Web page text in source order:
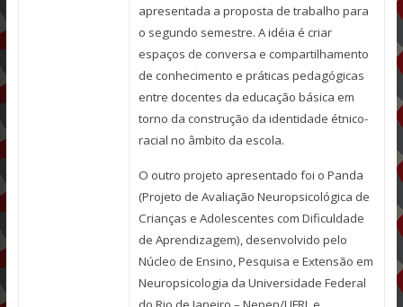
apresentada a proposta de trabalho para
o segundo semestre. A idéia é criar
espaços de conversa e compartilhamento
de conhecimento e práticas pedagógicas
entre docentes da educação básica em
torno da construção da identidade étnico-
racial no âmbito da escola.
O outro projeto apresentado foi o Panda
(Projeto de Avaliação Neuropsicológica de
Crianças e Adolescentes com Dificuldade
de Aprendizagem), desenvolvido pelo
Núcleo de Ensino, Pesquisa e Extensão em
Neuropsicologia da Universidade Federal